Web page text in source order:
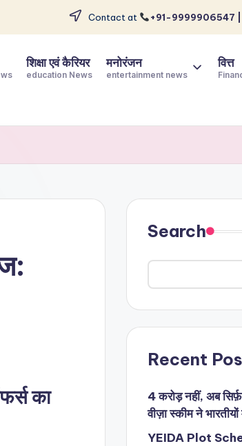
Contact at +91-9999906547 |
शिक्षा एवं कैरियर
education News
मनोरंजन
entertainment news
वित्त
का
Search
Recent
4 करोड़ नहीं, अब
वीज़ा स्कीम ने
YEIDA Plot